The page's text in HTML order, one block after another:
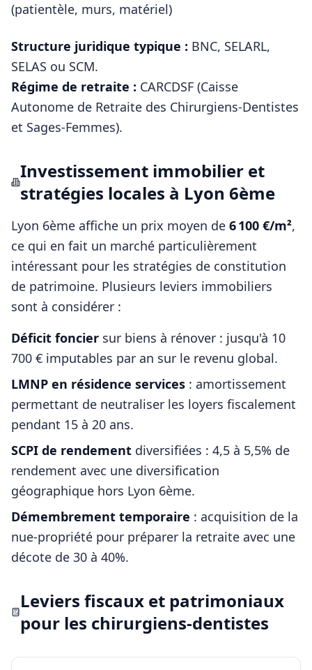
(patientèle, murs, matériel)
Structure juridique typique : BNC, SELARL,
SELAS ou SCM.
Régime de retraite : CARCDSF (Caisse
Autonome de Retraite des Chirurgiens-Dentistes
et Sages-Femmes).
Investissement immobilier et
stratégies locales à Lyon 6ème
Lyon 6ème affiche un prix moyen de 6 100 €/m²,
ce qui en fait un marché particulièrement
intéressant pour les stratégies de constitution
de patrimoine. Plusieurs leviers immobiliers
sont à considérer :
Déficit foncier sur biens à rénover : jusqu'à 10
700 € imputables par an sur le revenu global.
LMNP en résidence services : amortissement
permettant de neutraliser les loyers fiscalement
pendant 15 à 20 ans.
SCPI de rendement diversifiées : 4,5 à 5,5% de
rendement avec une diversification
géographique hors Lyon 6ème.
Démembrement temporaire : acquisition de la
nue-propriété pour préparer la retraite avec une
décote de 30 à 40%.
Leviers fiscaux et patrimoniaux
pour les chirurgiens-dentistes